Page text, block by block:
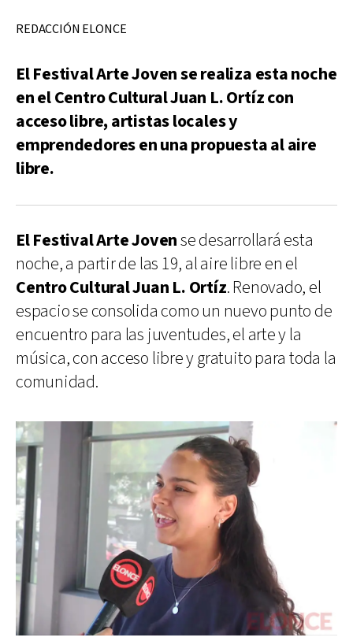
REDACCIÓN ELONCE
El Festival Arte Joven se realiza esta noche
en el Centro Cultural Juan L. Ortíz con
acceso libre, artistas locales y
emprendedores en una propuesta al aire
libre.
El Festival Arte Jovense desarrollará esta
noche, a partir de las 19, al aire libre en el
Centro Cultural Juan L. Ortíz. Renovado, el
espacio se consolida como un nuevo punto de
encuentro para las juventudes, el arte y la
música, con acceso libre y gratuito para toda la
comunidad.